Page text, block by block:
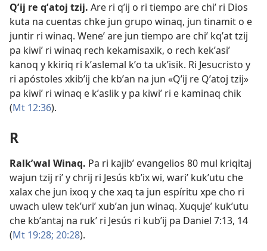
Qʼij re qʼatoj tzij. Are ri qʼij o ri tiempo are chiʼ ri Dios
kuta na cuentas chke jun grupo winaq, jun tinamit o e
juntir ri winaq. Weneʼ are jun tiempo are chiʼ kqʼat tzij
pa kiwiʼ ri winaq rech kekamisaxik, o rech kekʼasiʼ
kanoq y kkiriq ri kʼaslemal kʼo ta ukʼisik. Ri Jesucristo y
ri apóstoles xkibʼij che kbʼan na jun «Qʼij re Qʼatoj tzij»
pa kiwiʼ ri winaq e kʼaslik y pa kiwiʼ ri e kaminaq chik
(Mt 12:36).
R
Ralkʼwal Winaq. Pa ri kajibʼ evangelios 80 mul kriqitaj
wajun tzij riʼ y chrij ri Jesús kbʼix wi, wariʼ kukʼutu che
xalax che jun ixoq y che xaq ta jun espíritu xpe cho ri
uwach ulew tekʼuriʼ xubʼan jun winaq. Xuqujeʼ kukʼutu
che kbʼantaj na rukʼ ri Jesús ri kubʼij pa Daniel 7:13, 14
(Mt 19:28; 20:28).